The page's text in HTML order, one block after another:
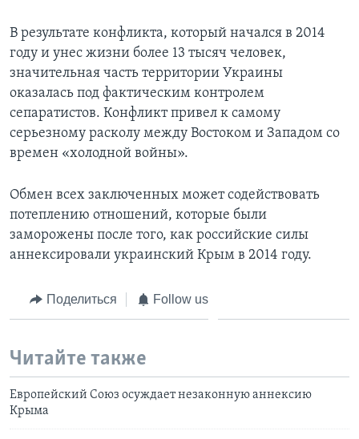
В результате конфликта, который начался в 2014
году и унес жизни более 13 тысяч человек,
значительная часть территории Украины
оказалась под фактическим контролем
сепаратистов. Конфликт привел к самому
серьезному расколу между Востоком и Западом со
времен «холодной войны».
Обмен всех заключенных может содействовать
потеплению отношений, которые были
заморожены после того, как российские силы
аннексировали украинский Крым в 2014 году.
Поделиться Follow us
Читайте также
Европейский Союз осуждает незаконную аннексию
Крыма